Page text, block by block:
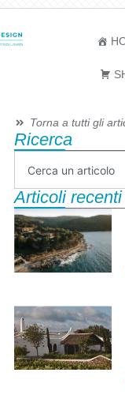
Torna a tutti gli
Ricerca
Articoli recenti